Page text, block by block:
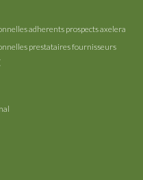
adherents prospects axelera
prestataires fournisseurs